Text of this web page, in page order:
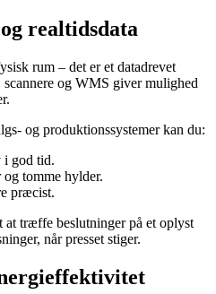
realtidsdata
rum – det er et datadrevet
scannere og WMS giver mulighed
og produktionssystemer kan du:
i god tid.
tomme hylder.
præcist.
at træffe beslutninger på et oplyst
når presset stiger.